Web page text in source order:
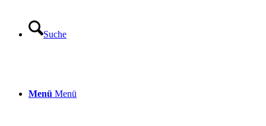
Suche
Menü Menü